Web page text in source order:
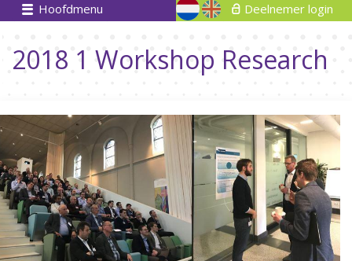
Hoofdmenu Deelnemer login
2018 1 Workshop Research